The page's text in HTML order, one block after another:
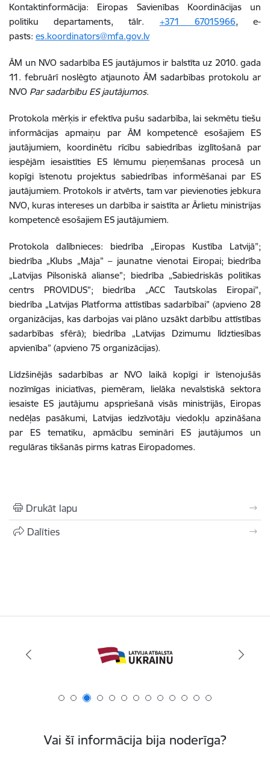
Kontaktinformācija: Eiropas Savienības Koordinācijas un
politiku departaments, tālr. +371 67015966, e-
pasts: es.koordinators@mfa.gov.lv
ĀM un NVO sadarbība ES jautājumos ir balstīta uz 2010. gada
11. februārī noslēgto atjaunoto ĀM sadarbības protokolu ar
NVO Par sadarbību ES jautājumos.
Protokola mērķis ir efektīva pušu sadarbība, lai sekmētu tiešu
informācijas apmaiņu par ĀM kompetencē esošajiem ES
jautājumiem, koordinētu rīcību sabiedrības izglītošanā par
iespējām iesaistīties ES lēmumu pieņemšanas procesā un
kopīgi īstenotu projektus sabiedrības informēšanai par ES
jautājumiem. Protokols ir atvērts, tam var pievienoties jebkura
NVO, kuras intereses un darbība ir saistīta ar Ārlietu ministrijas
kompetencē esošajiem ES jautājumiem.
Protokola dalībnieces: biedrība „Eiropas Kustība Latvijā”;
biedrība „Klubs „Māja” – jaunatne vienotai Eiropai; biedrība
„Latvijas Pilsoniskā alianse”; biedrība „Sabiedriskās politikas
centrs PROVIDUS”; biedrība „ACC Tautskolas Eiropai”,
biedrība „Latvijas Platforma attīstības sadarbībai” (apvieno 28
organizācijas, kas darbojas vai plāno uzsākt darbību attīstības
sadarbības sfērā); biedrība „Latvijas Dzimumu līdztiesības
apvienība” (apvieno 75 organizācijas).
Līdzšinējās sadarbības ar NVO laikā kopīgi ir īstenojušās
nozīmīgas iniciatīvas, piemēram, lielāka nevalstiskā sektora
iesaiste ES jautājumu apspriešanā visās ministrijās, Eiropas
nedēļas pasākumi, Latvijas iedzīvotāju viedokļu apzināšana
par ES tematiku, apmācību semināri ES jautājumos un
regulāras tikšanās pirms katras Eiropadomes.
Drukāt lapu
Dalīties
Vai šī informācija bija noderīga?